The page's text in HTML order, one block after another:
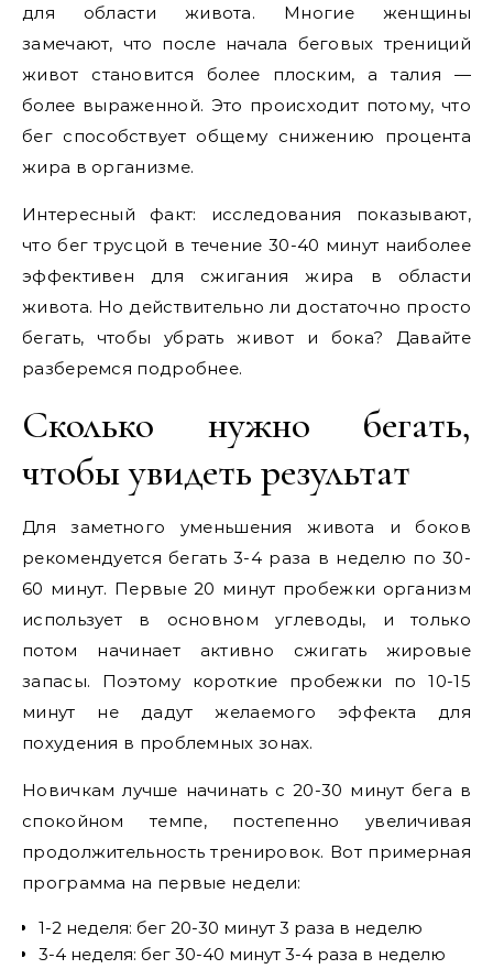
для области живота. Многие женщины
замечают, что после начала беговых трениций
живот становится более плоским, а талия —
более выраженной. Это происходит потому, что
бег способствует общему снижению процента
жира в организме.
Интересный факт: исследования показывают,
что бег трусцой в течение 30-40 минут наиболее
эффективен для сжигания жира в области
живота. Но действительно ли достаточно просто
бегать, чтобы убрать живот и бока? Давайте
разберемся подробнее.
Сколько нужно бегать,
чтобы увидеть результат
Для заметного уменьшения живота и боков
рекомендуется бегать 3-4 раза в неделю по 30-
60 минут. Первые 20 минут пробежки организм
использует в основном углеводы, и только
потом начинает активно сжигать жировые
запасы. Поэтому короткие пробежки по 10-15
минут не дадут желаемого эффекта для
похудения в проблемных зонах.
Новичкам лучше начинать с 20-30 минут бега в
спокойном темпе, постепенно увеличивая
продолжительность тренировок. Вот примерная
программа на первые недели:
1-2 неделя: бег 20-30 минут 3 раза в неделю
3-4 неделя: бег 30-40 минут 3-4 раза в неделю